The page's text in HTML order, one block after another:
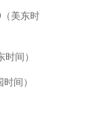
美东时
间）
间）